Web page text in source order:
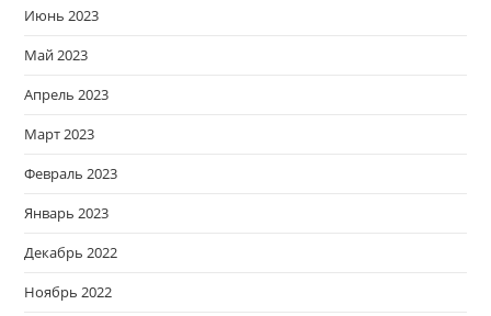
Июнь 2023
Май 2023
Апрель 2023
Март 2023
Февраль 2023
Январь 2023
Декабрь 2022
Ноябрь 2022